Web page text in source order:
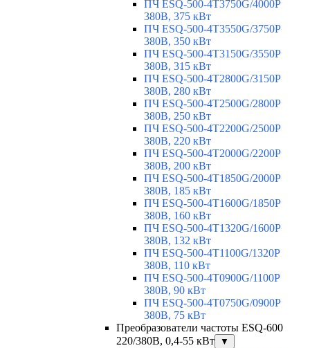
ПЧ ESQ-500-4T3750G/4000P
380В, 375 кВт
ПЧ ESQ-500-4T3550G/3750P
380В, 350 кВт
ПЧ ESQ-500-4T3150G/3550P
380В, 315 кВт
ПЧ ESQ-500-4T2800G/3150P
380В, 280 кВт
ПЧ ESQ-500-4T2500G/2800P
380В, 250 кВт
ПЧ ESQ-500-4T2200G/2500P
380В, 220 кВт
ПЧ ESQ-500-4T2000G/2200P
380В, 200 кВт
ПЧ ESQ-500-4T1850G/2000P
380В, 185 кВт
ПЧ ESQ-500-4T1600G/1850P
380В, 160 кВт
ПЧ ESQ-500-4T1320G/1600P
380В, 132 кВт
ПЧ ESQ-500-4T1100G/1320P
380В, 110 кВт
ПЧ ESQ-500-4T0900G/1100P
380В, 90 кВт
ПЧ ESQ-500-4T0750G/0900P
380В, 75 кВт
Преобразователи частоты ESQ-600
220/380В, 0,4-55 кВт
▼